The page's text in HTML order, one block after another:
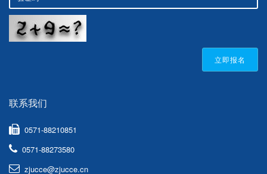
立即报名
联系我们
0571-88210851
0571-88273580
zjucce@zjucce.cn